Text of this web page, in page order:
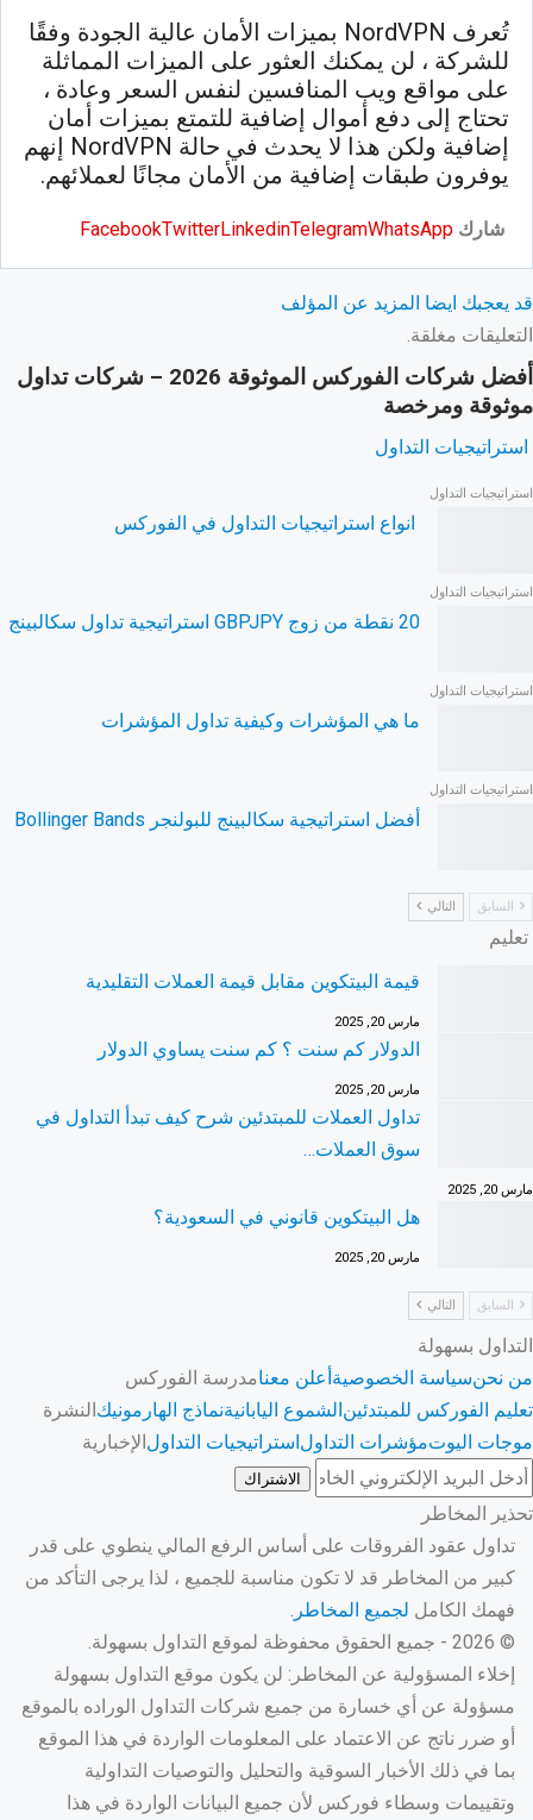
تُعرف NordVPN بميزات الأمان عالية الجودة وفقًا
للشركة ، لن يمكنك العثور على الميزات المماثلة
على مواقع ويب المنافسين لنفس السعر وعادة ،
تحتاج إلى دفع أموال إضافية للتمتع بميزات أمان
إضافية ولكن هذا لا يحدث في حالة NordVPN إنهم
يوفرون طبقات إضافية من الأمان مجانًا لعملائهم.
شارك FacebookTwitterLinkedinTelegramWhatsApp
قد يعجبك ايضا المزيد عن المؤلف
التعليقات مغلقة.
أفضل شركات الفوركس الموثوقة 2026 – شركات تداول
موثوقة ومرخصة
استراتيجيات التداول
استراتيجيات التداول
انواع استراتيجيات التداول في الفوركس
استراتيجيات التداول
20 نقطة من زوج GBPJPY استراتيجية تداول سكالبينج
استراتيجيات التداول
ما هي المؤشرات وكيفية تداول المؤشرات
استراتيجيات التداول
أفضل استراتيجية سكالبينج للبولنجر Bollinger Bands
السابق التالي
تعليم
قيمة البيتكوين مقابل قيمة العملات التقليدية
مارس 20, 2025
الدولار كم سنت ؟ كم سنت يساوي الدولار
مارس 20, 2025
تداول العملات للمبتدئين شرح كيف تبدأ التداول في
سوق العملات…
مارس 20, 2025
هل البيتكوين قانوني في السعودية؟
مارس 20, 2025
السابق التالي
التداول بسهولة
من نحنسياسة الخصوصيةأعلن معنامدرسة الفوركس
تعليم الفوركس للمبتدئينالشموع اليابانيةنماذج الهارمونيك
موجات اليوتمؤشرات التداولاستراتيجيات التداول
النشرة
الإخبارية
الاشتراك
تحذير المخاطر
تداول عقود الفروقات على أساس الرفع المالي ينطوي على قدر
كبير من المخاطر قد لا تكون مناسبة للجميع ، لذا يرجى التأكد من
فهمك الكامل لجميع المخاطر.
© 2026 - جميع الحقوق محفوظة لموقع التداول بسهولة.
إخلاء المسؤولية عن المخاطر: لن يكون موقع التداول بسهولة
مسؤولة عن أي خسارة من جميع شركات التداول الوراده بالموقع
أو ضرر ناتج عن الاعتماد على المعلومات الواردة في هذا الموقع
بما في ذلك الأخبار السوقية والتحليل والتوصيات التداولية
وتقييمات وسطاء فوركس لأن جميع البيانات الواردة في هذا